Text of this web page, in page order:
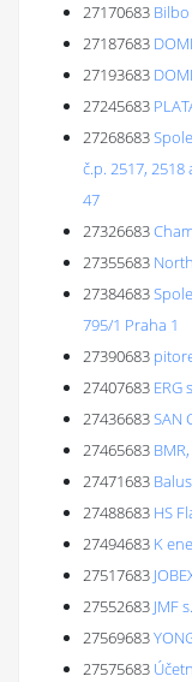
27170683 Bilbo
27187683
27193683
27245683
27268683
č.p. 2517, 2518
47
27326683
27355683
27384683
795/1 Praha 1
27390683
27407683 ERG
27436683SAN
27465683
27471683
27488683 HS
27494683 K
27517683
27552683 JMF
27569683
27575683